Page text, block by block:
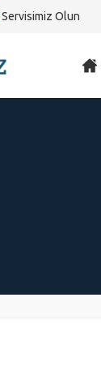
Servisimiz Olun